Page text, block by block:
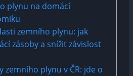
plynu na domácí
zemního plynu: jak
zásoby a snížit závislost
zemního plynu v ČR: jde o